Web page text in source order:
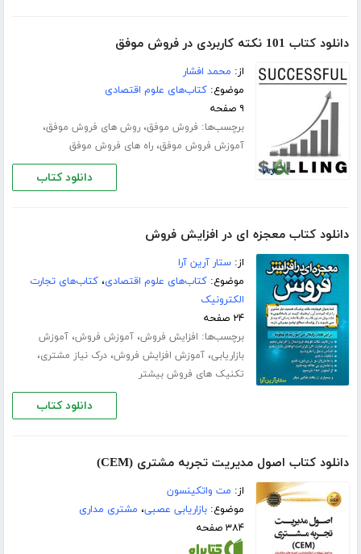
دانلود کتاب 101 نکته کاربردی در فروش موفق
از: محمد افشار
موضوع:کتاب‌های علوم اقتصادی
۹ صفحه
برچسب‌ها: فروش موفق،روش های فروش موفق،
آموزش فروش موفق،راه های فروش موفق
دانلود کتاب
دانلود کتاب معجزه ای در افزایش فروش
از:ستار آرین آرا
موضوع:کتاب‌های علوم اقتصادی،کتاب‌های تجارت
الکترونیک
۲۴ صفحه
برچسب‌ها: افزایش فروش،آموزش فروش،آموزش
بازاریابی،آموزش افزایش فروش،درک نیاز مشتری،
تکنیک های فروش بیشتر
دانلود کتاب
دانلود کتاب اصول مدیریت تجربه مشتری (CEM)
از: مت واتکینسون
موضوع:بازاریابی عصبی، مشتری مداری
۳۸۴ صفحه